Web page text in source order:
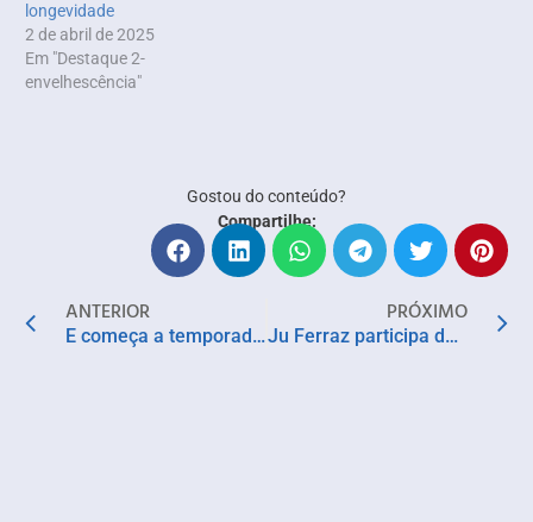
longevidade
2 de abril de 2025
Em "Destaque 2-
envelhescência"
Gostou do conteúdo?
Compartilhe:
ANTERIOR
E começa a temporada de forró em Salvador!
PRÓXIMO
Ju Ferraz participa de lançamento da temporada de moda do SSA Shopping